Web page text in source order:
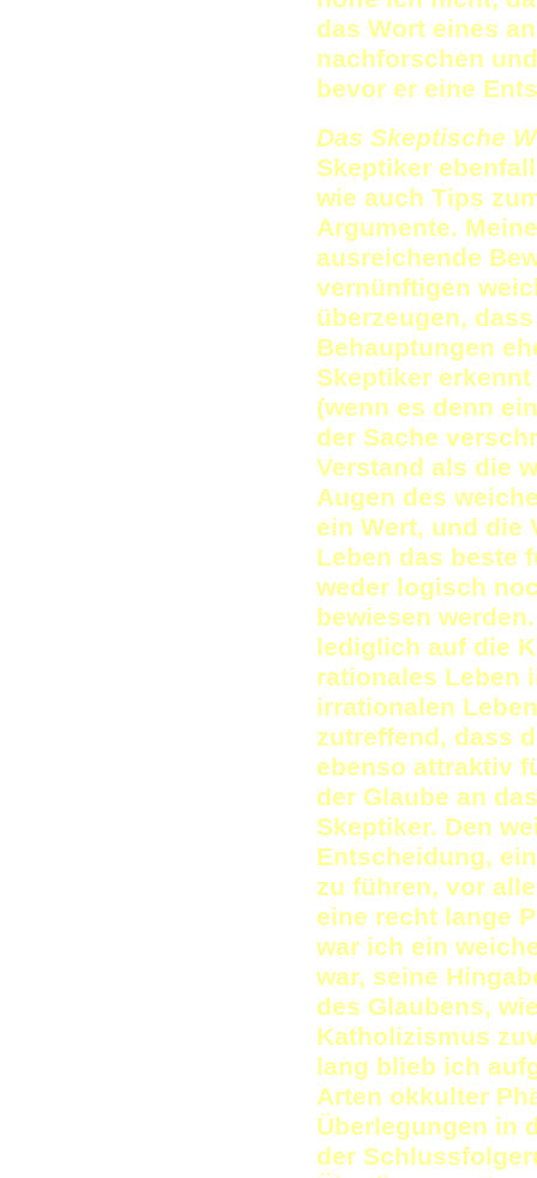
das Wort eines
nachforschen
bevor er eine
Das Skeptische
Skeptiker
wie auch Tips
Argumente.
ausreichende
vernünftigen
überzeugen,
Behauptungen
Skeptiker
(wenn es denn
der Sache
Verstand als die
Augen des
ein Wert, und die
Leben das beste
weder logisch
bewiesen
lediglich auf die
rationales Leben
irrationalen
zutreffend, dass
ebenso attraktiv
der Glaube an
Skeptiker. Den
Entscheidung,
zu führen, vor
eine recht lange
war ich ein
war, seine
des Glaubens,
Katholizismus
lang blieb ich
Arten okkulter
Überlegungen in
der